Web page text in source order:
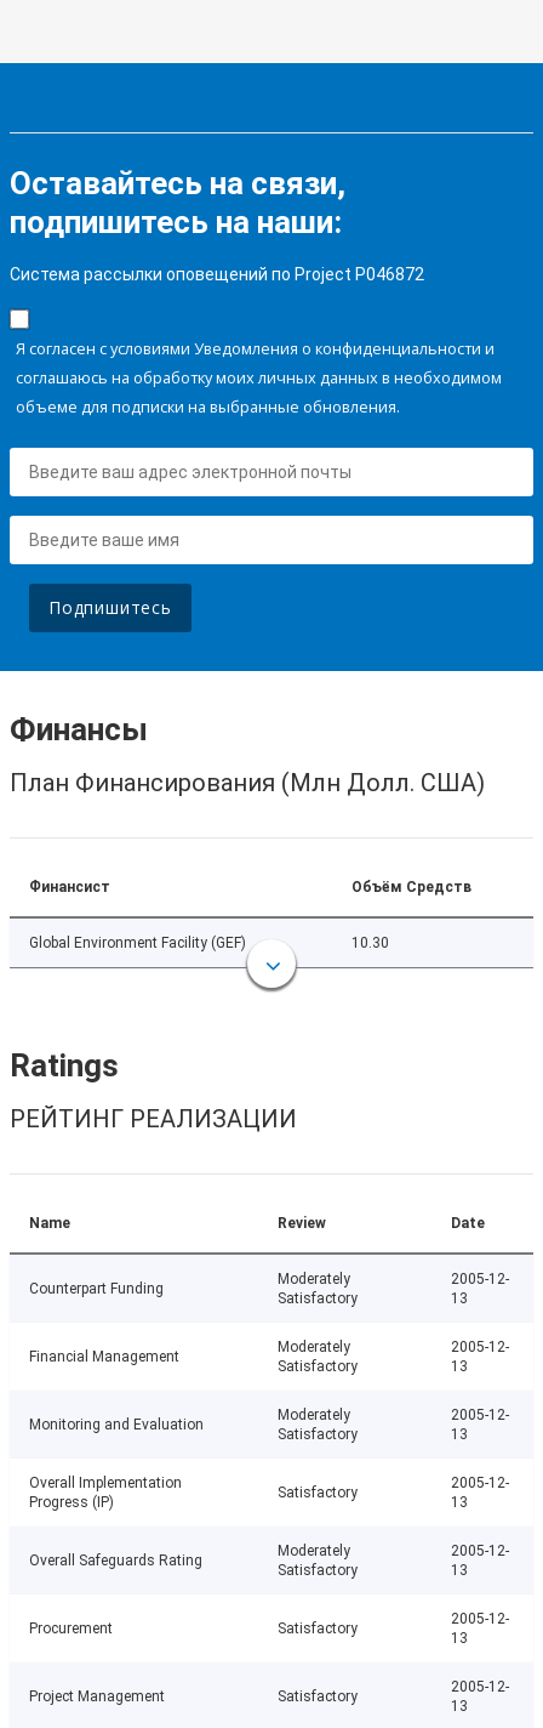
Оставайтесь на связи,
подпишитесь на наши:
Система рассылки оповещений по Project P046872
Я согласен с условиями Уведомления о конфиденциальности и
соглашаюсь на обработку моих личных данных в необходимом
объеме для подписки на выбранные обновления.
Подпишитесь
Финансы
План Финансирования (Млн Долл. США)
Финансист Объём Средств
Global Environment Facility (GEF) 10.30
Ratings
РЕЙТИНГ РЕАЛИЗАЦИИ
Name Review Date
Counterpart Funding
Moderately
Satisfactory
2005-12-
13
Financial Management
Moderately
Satisfactory
2005-12-
13
Monitoring and Evaluation
Moderately
Satisfactory
2005-12-
13
Overall Implementation
Progress (IP)
Satisfactory
2005-12-
13
Overall Safeguards Rating
Moderately
Satisfactory
2005-12-
13
Procurement Satisfactory
2005-12-
13
Project Management Satisfactory
2005-12-
13